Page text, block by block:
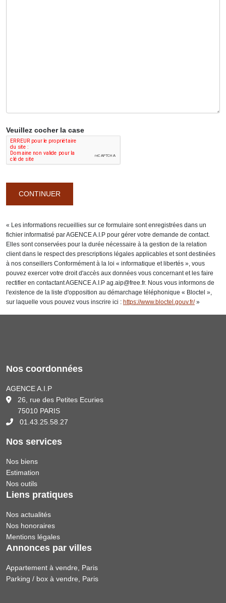
Veuillez cocher la case
CONTINUER
« Les informations recueillies sur ce formulaire sont enregistrées dans un
fichier informatisé par AGENCE A.I.P pour gérer votre demande de contact.
Elles sont conservées pour la durée nécessaire à la gestion de la relation
client dans le respect des prescriptions légales applicables et sont destinées
à nos conseillers Conformément à la loi « informatique et libertés », vous
pouvez exercer votre droit d'accès aux données vous concernant et les faire
rectifier en contactant AGENCE A.I.P ag.aip@free.fr. Nous vous informons de
l'existence de la liste d'opposition au démarchage téléphonique « Bloctel »,
sur laquelle vous pouvez vous inscrire ici : https://www.bloctel.gouv.fr/»
Nos coordonnées
AGENCE A.I.P
26, rue des Petites Ecuries
75010 PARIS
01.43.25.58.27
Nos services
Nos biens
Estimation
Nos outils
Liens pratiques
Nos actualités
Nos honoraires
Mentions légales
Annonces par villes
Appartement à vendre, Paris
Parking / box à vendre, Paris